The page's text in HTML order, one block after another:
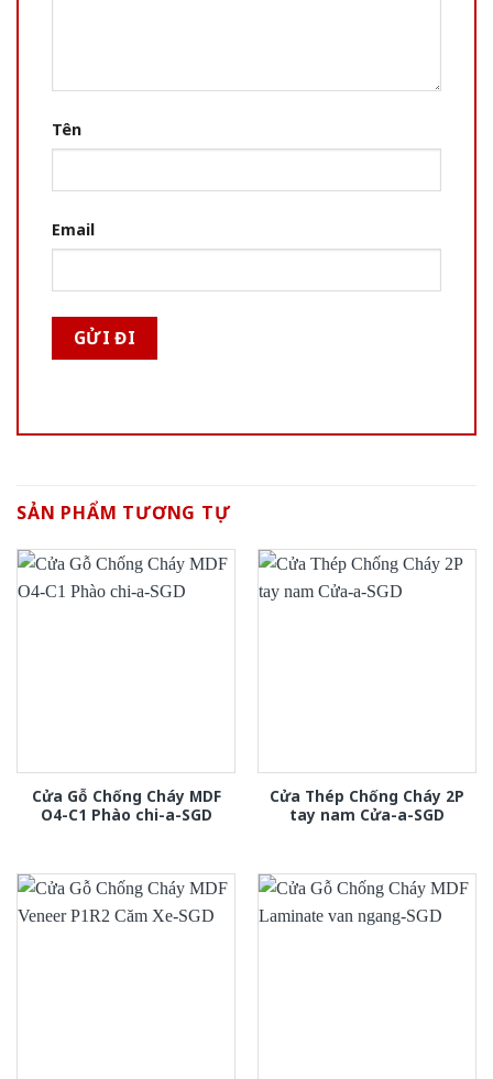
Tên
Email
SẢN PHẨM TƯƠNG TỰ
Cửa Gỗ Chống Cháy MDF
O4-C1 Phào chi-a-SGD
Cửa Thép Chống Cháy 2P
tay nam Cửa-a-SGD